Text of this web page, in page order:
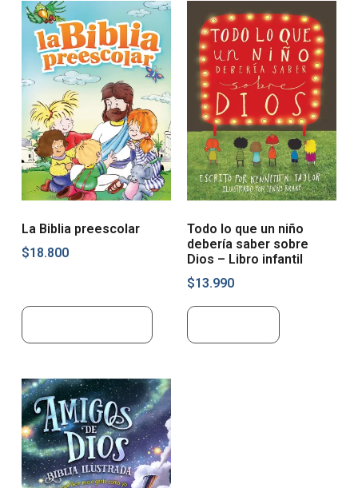
La Biblia preescolar
$18.800
Todo lo que un niño
debería saber sobre
Dios – Libro infantil
$13.990